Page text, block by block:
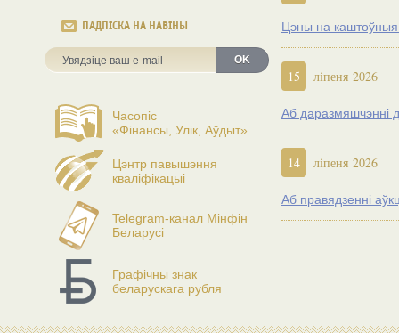
ПАДПІСКА НА НАВІНЫ
OK
Часопіс
«Фінансы, Улік, Аўдыт»
Цэнтр павышэння
кваліфікацыі
Telegram-канал Мінфін
Беларусі
Графічны знак
беларускага рубля
Цэны на каштоўныя
15 ліпеня 2026
Аб даразмяшчэнні
14 ліпеня 2026
Аб правядзенні